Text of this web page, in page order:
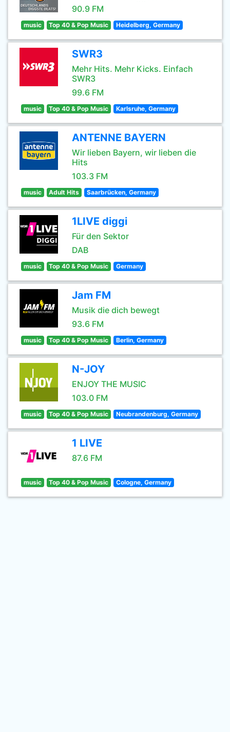
90.9 FM
music Top 40 & Pop Music Heidelberg, Germany
SWR3
Mehr Hits. Mehr Kicks. Einfach
SWR3
99.6 FM
music Top 40 & Pop Music Karlsruhe, Germany
ANTENNE BAYERN
Wir lieben Bayern, wir lieben die
Hits
103.3 FM
music Adult Hits Saarbrücken, Germany
1LIVE diggi
Für den Sektor
DAB
music Top 40 & Pop Music Germany
Jam FM
Musik die dich bewegt
93.6 FM
music Top 40 & Pop Music Berlin, Germany
N-JOY
ENJOY THE MUSIC
103.0 FM
music Top 40 & Pop Music Neubrandenburg, Germany
1 LIVE
87.6 FM
music Top 40 & Pop Music Cologne, Germany